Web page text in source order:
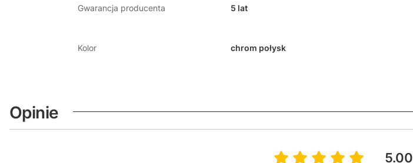
Gwarancja producenta 5 lat
Kolor chrom połysk
Opinie
5.00